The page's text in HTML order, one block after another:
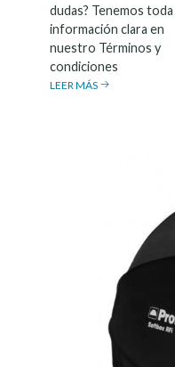
dudas? Tenemos toda
información clara en
nuestro Términos y
condiciones
LEER MÁS